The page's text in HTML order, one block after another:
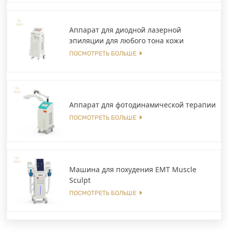
Аппарат для диодной лазерной
эпиляции для любого тона кожи
ПОСМОТРЕТЬ БОЛЬШЕ
Аппарат для фотодинамической терапии
ПОСМОТРЕТЬ БОЛЬШЕ
Машина для похудения EMT Muscle
Sculpt
ПОСМОТРЕТЬ БОЛЬШЕ